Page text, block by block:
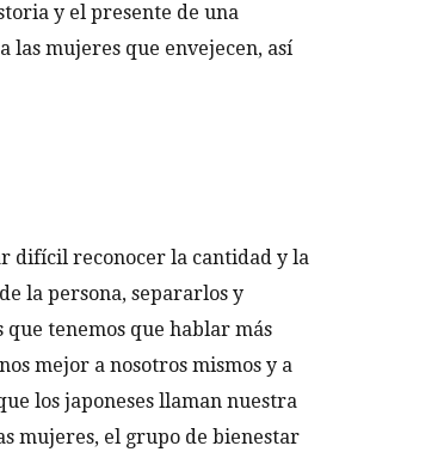
y el presente de una
las mujeres que envejecen, así
difícil reconocer la cantidad y la
la persona, separarlos y
tenemos que hablar más
mejor a nosotros mismos y a
los japoneses llaman nuestra
mujeres, el grupo de bienestar